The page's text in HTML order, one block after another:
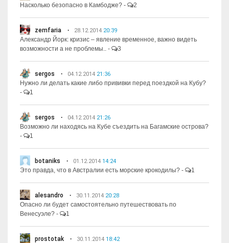
Насколько безопасно в Камбодже? - 2
zemfaria 28.12.2014 20:39
Александр Йорк: кризис – явление временное, важно видеть
возможности а не проблемы..
- 3
sergos 04.12.2014 21:36
Нужно ли делать какие либо прививки перед поездкой на Кубу?
-
1
sergos 04.12.2014 21:26
Возможно ли находясь на Кубе съездить на Багамские острова?
-
1
botaniks 01.12.2014 14:24
Это правда, что в Австралии есть морские крокодилы? - 1
alesandro 30.11.2014 20:28
Опасно ли будет самостоятельно путешествовать по
Венесуэле? - 1
prostotak 30.11.2014 18:42